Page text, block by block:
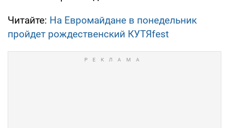
Читайте: На Евромайдане в понедельник
пройдет рождественский КУТЯfest